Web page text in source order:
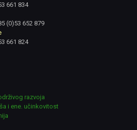
661 834
(0)53 652 879
661 824
razvoja
i ene. učinkovitost